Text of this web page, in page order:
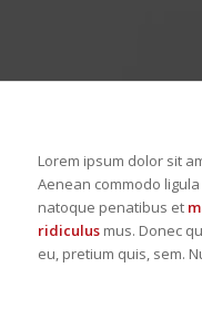
Lorem ipsum dolor sit
Aenean commodo
natoque penatibus et
ridiculusmus. Donec
eu, pretium quis, sem.